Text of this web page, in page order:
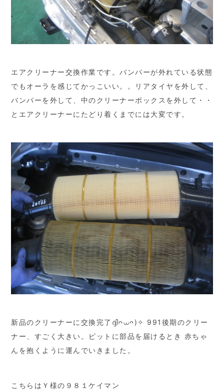
エアクリーナー交換作業です。バンパーが外れている状態
でもオーラを感じてかっこいい。。リアタイヤを外して、
バンパーを外して、中のクリーナーボックスを外して・・
とエアクリーナーにたどり着くまでには大変です。
新品のクリーナーに交換完了ദ്ദിᴖ⩊ᴖ)✧ 991後期のクリー
ナー、すごく大きい。ピットに部品を届けるとき 赤ちゃ
んを抱くように運んでいきました。
こちらはＹ様の９８１ケイマン